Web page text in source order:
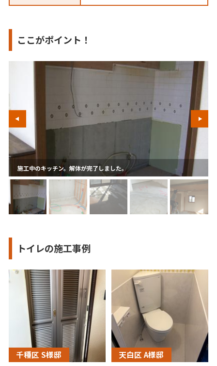
ここがポイント！
施工中のキッチン。解体が完了しました。
トイレの施工事例
千種区 S様邸 天白区 A様邸